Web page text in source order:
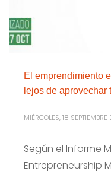
El emprendimiento
lejos de aprovechar
MIÉRCOLES, 18 SEPTIEMBRE
Según el Informe
Entrepreneurship